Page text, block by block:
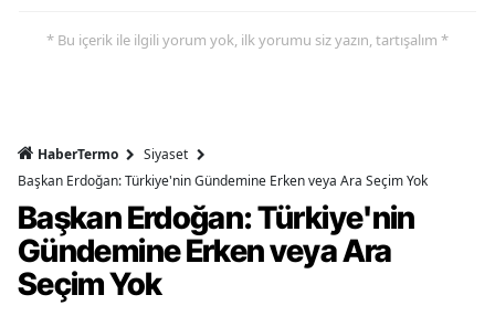
* Bu içerik ile ilgili yorum yok, ilk yorumu siz yazın, tartışalım *
HaberTermo
Siyaset
Başkan Erdoğan: Türkiye'nin Gündemine Erken veya Ara Seçim Yok
Başkan Erdoğan: Türkiye'nin
Gündemine Erken veya Ara
Seçim Yok